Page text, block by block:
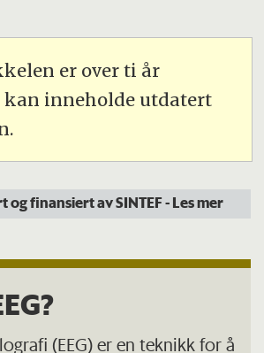
er over ti år
kan inneholde utdatert
og finansiert av SINTEF- Les mer
(EEG) er en teknikk for å